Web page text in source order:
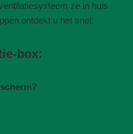
ze in huis
ontdekt u het snel:
box​: